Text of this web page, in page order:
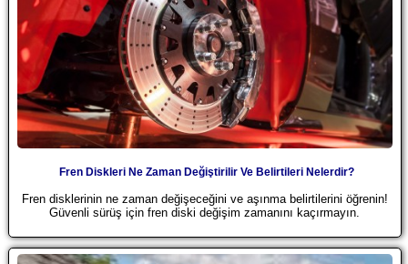
Fren Diskleri Ne Zaman Değiştirilir Ve Belirtileri Nelerdir?
Fren disklerinin ne zaman değişeceğini ve aşınma belirtilerini öğrenin!
Güvenli sürüş için fren diski değişim zamanını kaçırmayın.